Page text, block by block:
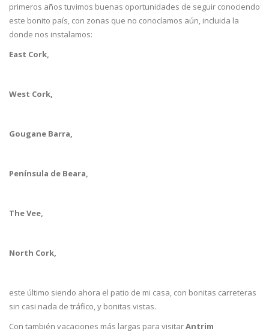
primeros años tuvimos buenas oportunidades de seguir conociendo
este bonito país, con zonas que no conocíamos aún, incluida la
donde nos instalamos:
East Cork,
West Cork,
Gougane Barra,
Península de Beara,
The Vee,
North Cork,
este último siendo ahora el patio de mi casa, con bonitas carreteras
sin casi nada de tráfico, y bonitas vistas.
Con también vacaciones más largas para visitarAntrim